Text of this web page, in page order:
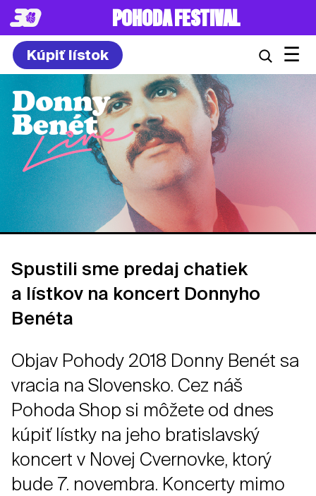
POHODA FESTIVAL
Kúpiť lístok ☰
Spustili sme predaj chatiek
a lístkov na koncert Donnyho
Benéta
Objav Pohody 2018 Donny Benét sa
vracia na Slovensko. Cez náš
Pohoda Shop si môžete od dnes
kúpiť lístky na jeho bratislavský
koncert v Novej Cvernovke, ktorý
bude 7. novembra. Koncerty mimo